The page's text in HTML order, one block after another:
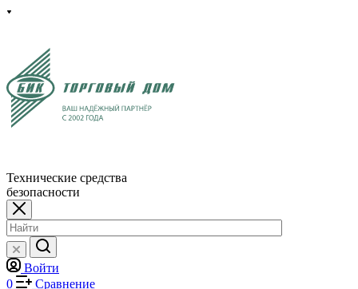
Технические средства
безопасности
Войти
0
Сравнение